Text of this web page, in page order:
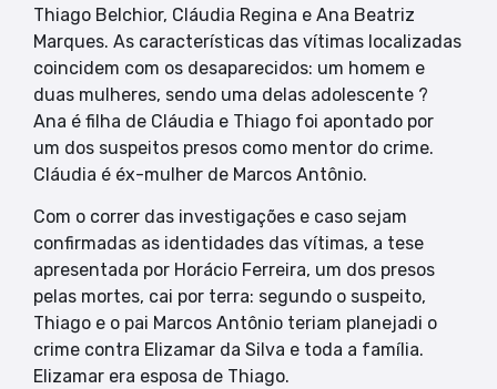
Thiago Belchior, Cláudia Regina e Ana Beatriz
Marques. As características das vítimas localizadas
coincidem com os desaparecidos: um homem e
duas mulheres, sendo uma delas adolescente ?
Ana é filha de Cláudia e Thiago foi apontado por
um dos suspeitos presos como mentor do crime.
Cláudia é éx-mulher de Marcos Antônio.
Com o correr das investigações e caso sejam
confirmadas as identidades das vítimas, a tese
apresentada por Horácio Ferreira, um dos presos
pelas mortes, cai por terra: segundo o suspeito,
Thiago e o pai Marcos Antônio teriam planejadi o
crime contra Elizamar da Silva e toda a família.
Elizamar era esposa de Thiago.